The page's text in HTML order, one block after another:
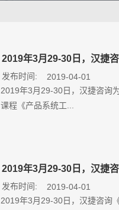
2019年3月29-30日，汉捷
2019-04-01
发布时间:
2019年3月29-30日，汉捷咨询
课程《产品系统工...
2019年3月29-30日，汉捷
2019-04-01
发布时间:
2019年3月29-30日，汉捷咨询